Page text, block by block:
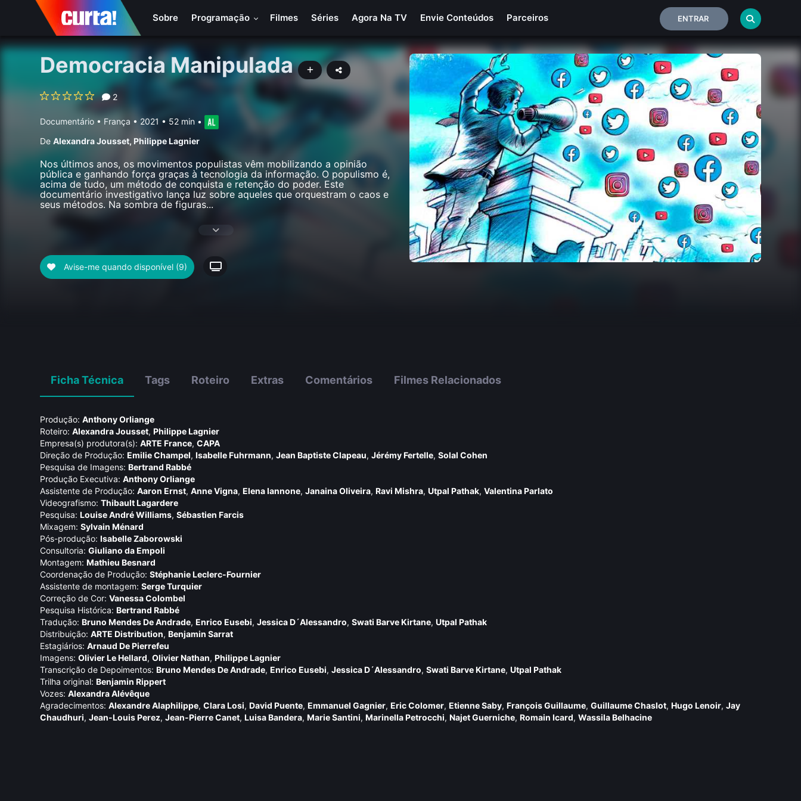
Sobre Programação Filmes Séries Agora Na TV Envie Conteúdos Parceiros ENTRAR
Democracia Manipulada
2
Documentário • França • 2021 • 52 min •
DeAlexandra Jousset, Philippe Lagnier
Nos últimos anos, os movimentos populistas vêm mobilizando a opinião
pública e ganhando força graças à tecnologia da informação. O populismo é,
acima de tudo, um método de conquista e retenção do poder. Este
documentário investigativo lança luz sobre aqueles que orquestram o caos e
seus métodos. Na sombra de figuras...
Avise-me quando disponível (9)
Ficha Técnica Tags Roteiro Extras Comentários Filmes Relacionados
Produção: Anthony Orliange
Roteiro: Alexandra Jousset,Philippe Lagnier
Empresa(s) produtora(s): ARTE France,CAPA
Direção de Produção: Emilie Champel,Isabelle Fuhrmann,Jean Baptiste Clapeau,Jérémy Fertelle,Solal Cohen
Pesquisa de Imagens: Bertrand Rabbé
Produção Executiva: Anthony Orliange
Assistente de Produção: Aaron Ernst,Anne Vigna,Elena Iannone,Janaina Oliveira,Ravi Mishra,Utpal Pathak,Valentina Parlato
Videografismo: Thibault Lagardere
Pesquisa: Louise André Williams,Sébastien Farcis
Mixagem: Sylvain Ménard
Pós-produção: Isabelle Zaborowski
Consultoria: Giuliano da Empoli
Montagem: Mathieu Besnard
Coordenação de Produção: Stéphanie Leclerc-Fournier
Assistente de montagem: Serge Turquier
Correção de Cor: Vanessa Colombel
Pesquisa Histórica: Bertrand Rabbé
Tradução: Bruno Mendes De Andrade,Enrico Eusebi,Jessica D´Alessandro,Swati Barve Kirtane,Utpal Pathak
Distribuição: ARTE Distribution,Benjamin Sarrat
Estagiários: Arnaud De Pierrefeu
Imagens: Olivier Le Hellard,Olivier Nathan,Philippe Lagnier
Transcrição de Depoimentos: Bruno Mendes De Andrade,Enrico Eusebi,Jessica D´Alessandro,Swati Barve Kirtane,Utpal Pathak
Trilha original: Benjamin Rippert
Vozes: Alexandra Alévêque
Agradecimentos: Alexandre Alaphilippe,Clara Losi,David Puente,Emmanuel Gagnier,Eric Colomer,Etienne Saby,François Guillaume,Guillaume Chaslot,Hugo Lenoir,Jay
Chaudhuri,Jean-Louis Perez,Jean-Pierre Canet,Luisa Bandera,Marie Santini,Marinella Petrocchi,Najet Guerniche,Romain Icard,Wassila Belhacine